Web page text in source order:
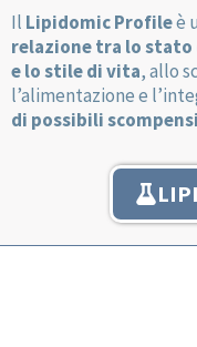
Il Lipidomic Profileè
relazione tra lo stato
e lo stile di vita, allo
l’alimentazione e
di possibili scompensi